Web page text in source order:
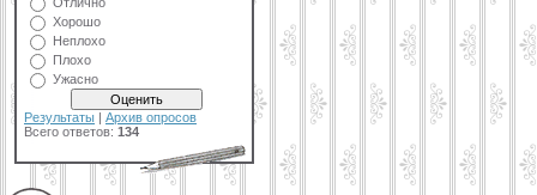
Хорошо
Неплохо
Плохо
Ужасно
Результаты | Архив опросов
Всего ответов: 134